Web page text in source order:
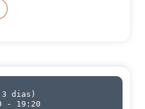
- 19:20
3 dias )